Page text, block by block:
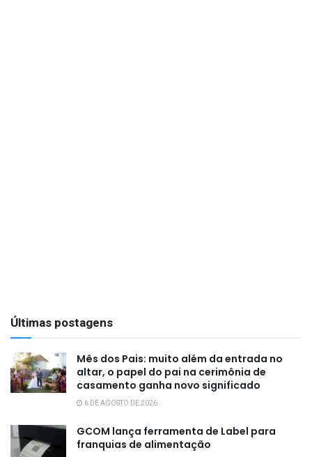
Últimas postagens
Mês dos Pais: muito além da entrada no
altar, o papel do pai na cerimônia de
casamento ganha novo significado
6 DE AGOSTO DE 2026
GCOM lança ferramenta de Label para
franquias de alimentação